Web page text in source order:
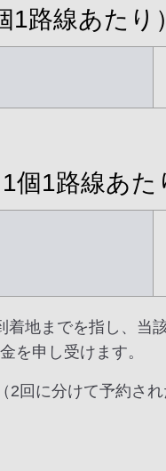
路線あたり）
1路線あた
地までを指し、当
を申し受けます。
回に分けて予約され